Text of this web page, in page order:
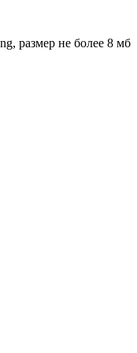
размер не более 8 мб